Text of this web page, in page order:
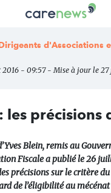
Carenews,
média
acteurs
d'Associations
- 09:57 - Mise à jour le 27
les précisions
Blein, remis au
Fiscale a publié le 26
précisions sur le critère
de l’éligibilité au